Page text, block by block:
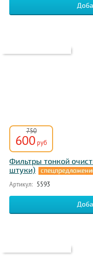
750
600 руб
Фильтры тонкой
штуки)
Артикул: 5593